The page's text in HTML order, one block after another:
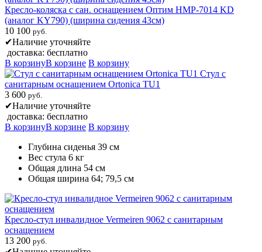
Кресло-коляска с сан. оснащением Оптим HMP-7014 KD
(аналог KY790) (ширина сидения 43см)
10 100 руб.
✔Наличие уточняйте
доставка: бесплатно
В корзинуВ корзине В корзину
Стул с
санитарным оснащением Ortonica TU1
3 600 руб.
✔Наличие уточняйте
доставка: бесплатно
В корзинуВ корзине В корзину
Глубина сиденья 39 см
Вес стула 6 кг
Общая длина 54 см
Общая ширина 64; 79,5 см
Кресло-стул инвалидное Vermeiren 9062 с санитарным
оснащением
13 200 руб.